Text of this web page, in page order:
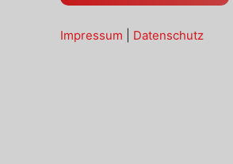
Impressum Datenschutz